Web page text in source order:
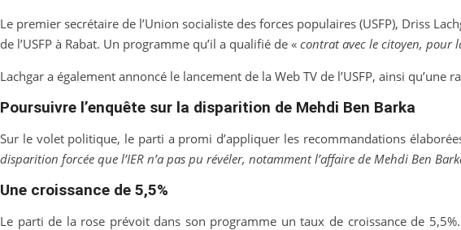
Le premier secrétaire de l’Union socialiste des forces populaires (USFP), Driss
de l’USFP à Rabat. Un programme qu’il a qualifié de « contrat avec le citoyen, pour
Lachgar a également annoncé le lancement de la Web TV de l’USFP, ainsi
Poursuivre l’enquête sur la disparition de Mehdi Ben Barka
Sur le volet politique, le parti a promi d’appliquer les recommandations
disparition forcée que l’IER n’a pas pu révéler, notamment l’affaire de Mehdi Ben
Une croissance de 5,5%
Le parti de la rose prévoit dans son programme un taux de croissance de